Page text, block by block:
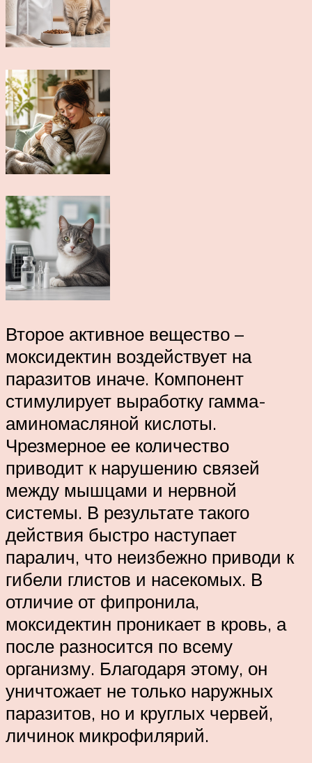
Второе активное вещество –
моксидектин воздействует на
паразитов иначе. Компонент
стимулирует выработку гамма-
аминомасляной кислоты.
Чрезмерное ее количество
приводит к нарушению связей
между мышцами и нервной
системы. В результате такого
действия быстро наступает
паралич, что неизбежно приводи к
гибели глистов и насекомых. В
отличие от фипронила,
моксидектин проникает в кровь, а
после разносится по всему
организму. Благодаря этому, он
уничтожает не только наружных
паразитов, но и круглых червей,
личинок микрофилярий.